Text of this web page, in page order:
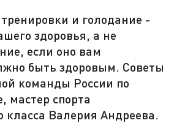
и голодание -
здоровья, а не
если оно вам
быть здоровым. Советы
команды России по
мастер спорта
класса Валерия Андреева.